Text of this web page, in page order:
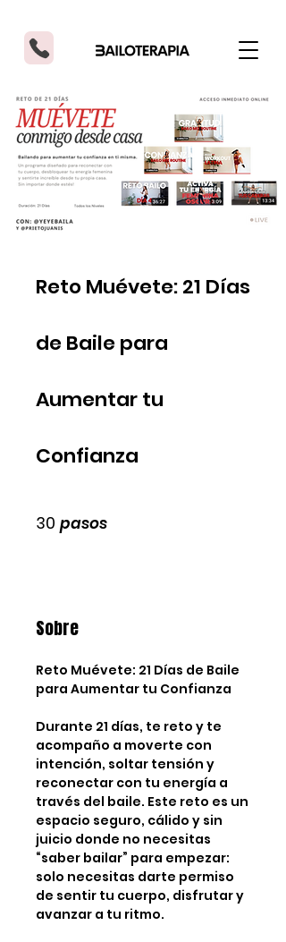
Reto Muévete: 21 Días
de Baile para
Aumentar tu
Confianza
30 pasos
Sobre
Reto Muévete: 21 Días de Baile
para Aumentar tu Confianza
Durante 21 días, te reto y te
acompaño a moverte con
intención, soltar tensión y
reconectar con tu energía a
través del baile. Este reto es un
espacio seguro, cálido y sin
juicio donde no necesitas
“saber bailar” para empezar:
solo necesitas darte permiso
de sentir tu cuerpo, disfrutar y
avanzar a tu ritmo.